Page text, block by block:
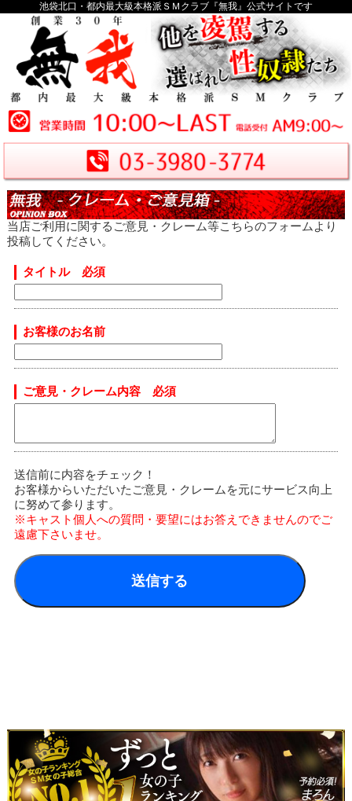
池袋北口・都内最大級本格派ＳＭクラブ『無我』公式サイトです
当店ご利用に関するご意見・クレーム等こちらのフォームより
投稿してください。
タイトル 必須
お客様のお名前
ご意見・クレーム内容 必須
送信前に内容をチェック！
お客様からいただいたご意見・クレームを元にサービス向上
に努めて参ります。
※キャスト個人への質問・要望にはお答えできませんのでご
遠慮下さいませ。